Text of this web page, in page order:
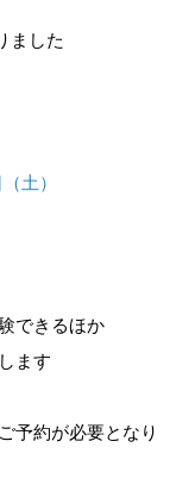
ました
土）
できるほか
ます
予約が必要となり